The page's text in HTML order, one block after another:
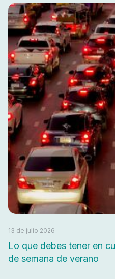
13 de julio 2026
Lo que debes tener en
de semana de verano